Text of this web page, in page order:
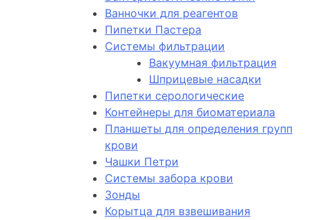
Ванночки для реагентов
Пипетки Пастера
Системы фильтрации
Вакуумная фильтрация
Шприцевые насадки
Пипетки серологические
Контейнеры для биоматериала
Планшеты для определения групп
крови
Чашки Петри
Системы забора крови
Зонды
Корытца для взвешивания